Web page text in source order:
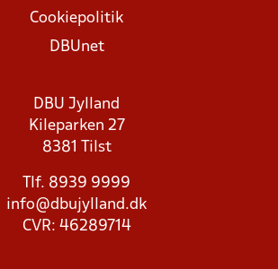
Cookiepolitik
DBUnet
DBU Jylland
Kileparken 27
8381 Tilst
Tlf. 8939 9999
info@dbujylland.dk
CVR: 46289714